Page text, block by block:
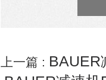
上一篇 : BAUER